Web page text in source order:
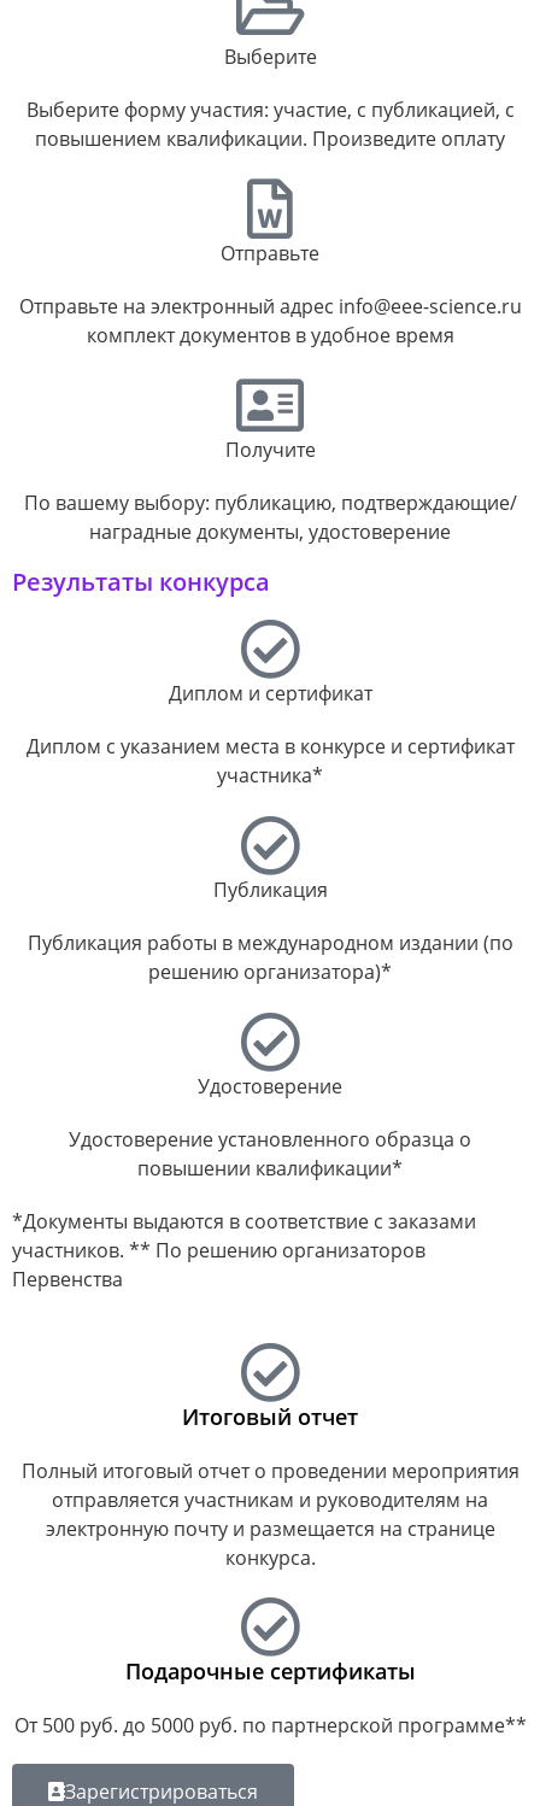
Выберите
Выберите форму участия: участие, с публикацией, с
повышением квалификации. Произведите оплату
Отправьте
Отправьте на электронный адрес info@eee-science.ru
комплект документов в удобное время
Получите
По вашему выбору: публикацию, подтверждающие/
наградные документы, удостоверение
Результаты конкурса
Диплом и сертификат
Диплом с указанием места в конкурсе и сертификат
участника*
Публикация
Публикация работы в международном издании (по
решению организатора)*
Удостоверение
Удостоверение установленного образца о
повышении квалификации*​
*Документы выдаются в соответствие с заказами
участников. ** По решению организаторов
Первенства
Итоговый отчет
Полный итоговый отчет о проведении мероприятия
отправляется участникам и руководителям на
электронную почту и размещается на странице
конкурса.
Подарочные сертификаты
От 500 руб. до 5000 руб. по партнерской программе**
Зарегистрироваться